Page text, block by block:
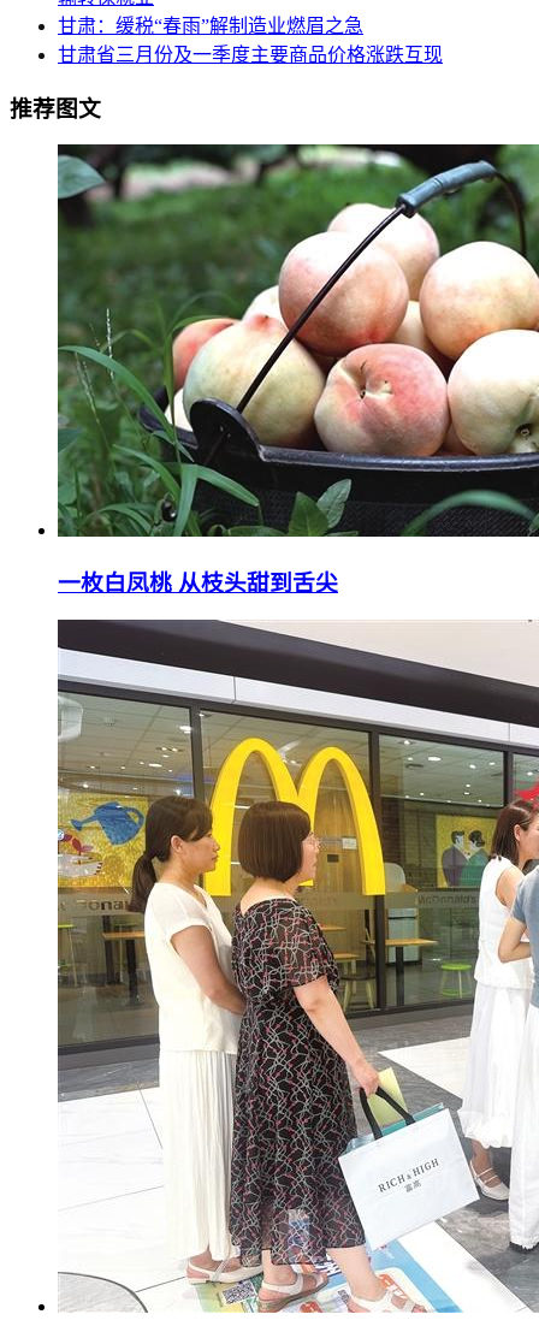
甘肃：缓税“春雨”解制造业燃眉之急
甘肃省三月份及一季度主要商品价格涨跌互现
推荐图文
一枚白凤桃 从枝头甜到舌尖